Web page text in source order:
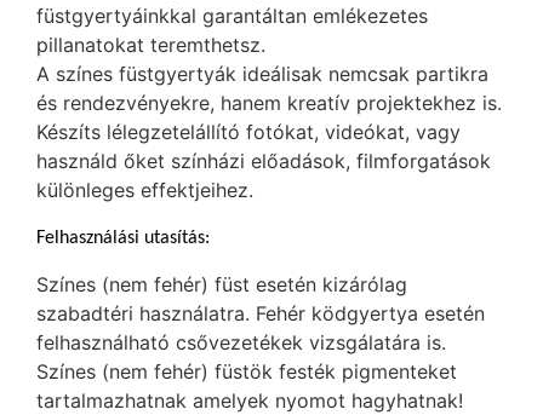
füstgyertyáinkkal garantáltan emlékezetes
pillanatokat teremthetsz.
A színes füstgyertyák ideálisak nemcsak partikra
és rendezvényekre, hanem kreatív projektekhez is.
Készíts lélegzetelállító fotókat, videókat, vagy
használd őket színházi előadások, filmforgatások
különleges effektjeihez.
Felhasználási utasítás:
Színes (nem fehér) füst esetén kizárólag
szabadtéri használatra. Fehér ködgyertya esetén
felhasználható csővezetékek vizsgálatára is.
Színes (nem fehér) füstök festék pigmenteket
tartalmazhatnak amelyek nyomot hagyhatnak!